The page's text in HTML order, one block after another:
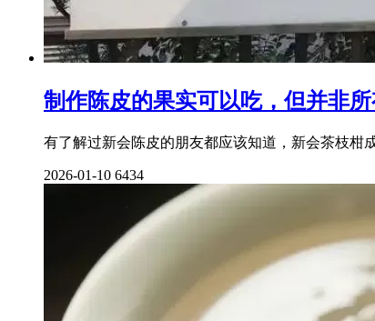
制作陈皮的果实可以吃，但并非所
有了解过新会陈皮的朋友都应该知道，新会茶枝柑
2026-01-10 6434